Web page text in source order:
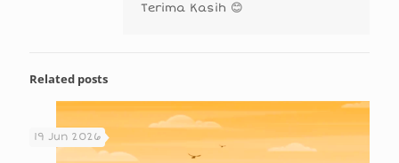
Terima Kasih 😊
Related posts
19 Jun 2026